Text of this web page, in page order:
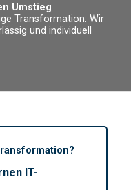
Umstieg
Transformation: Wir
und individuell
IT-